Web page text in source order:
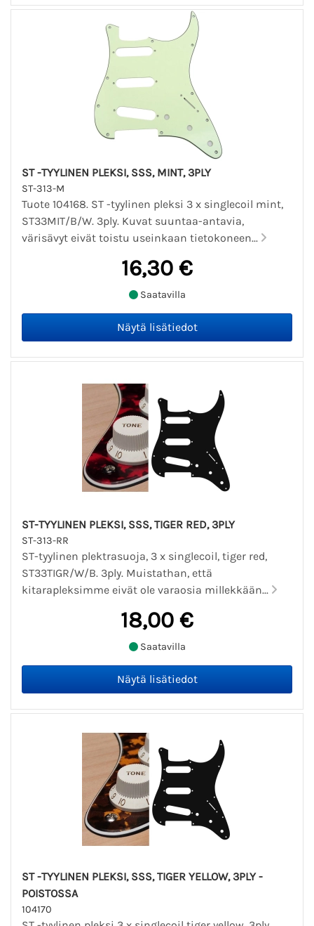
ST -TYYLINEN PLEKSI, SSS, MINT, 3PLY
ST-313-M
Tuote 104168. ST -tyylinen pleksi 3 x singlecoil mint,
ST33MIT/B/W. 3ply. Kuvat suuntaa-antavia,
värisävyt eivät toistu useinkaan tietokoneen...
16,30 €
Saatavilla
ST-TYYLINEN PLEKSI, SSS, TIGER RED, 3PLY
ST-313-RR
ST-tyylinen plektrasuoja, 3 x singlecoil, tiger red,
ST33TIGR/W/B. 3ply. Muistathan, että
kitarapleksimme eivät ole varaosia millekkään...
18,00 €
Saatavilla
ST -TYYLINEN PLEKSI, SSS, TIGER YELLOW, 3PLY -
POISTOSSA
104170